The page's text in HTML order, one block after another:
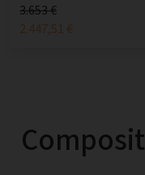
3.653 €
2.447,51 €